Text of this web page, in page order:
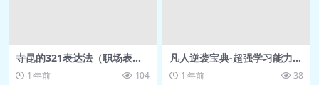
什么.pdf
🎵 18. 如何区分一个命题是科学还是伪
寺昆的321表达法（职场表达
课）1 年前 104
凡人逆袭宝典-超强学习能力养
成术1 年前 38